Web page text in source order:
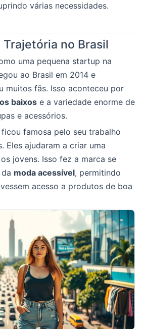
várias necessidades.
Trajetória no Brasil
uma pequena startup na
ao Brasil em 2014 e
muitos fãs. Isso aconteceu por
baixos e a variedade enorme de
e acessórios.
famosa pelo seu trabalho
Eles ajudaram a criar uma
jovens. Isso fez a marca se
moda acessível, permitindo
acesso a produtos de boa